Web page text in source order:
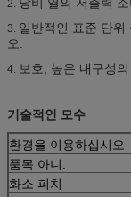
2.
3. 일반적인 표준 단위
오.
4. 보호, 높은 내구성의
기술적인 모수
환경을 이용하십시오
품목 아니.
화소 피치